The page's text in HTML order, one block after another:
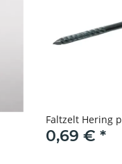
Faltzelt Hering
0,69 € *